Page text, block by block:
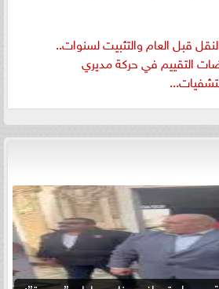
قبل العام والتثبيت لسنوات..
التقييم في حركة مديري